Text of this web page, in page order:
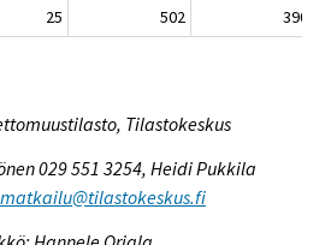
25 502 390
Tilastokeskus
029 551 3254, Heidi Pukkila